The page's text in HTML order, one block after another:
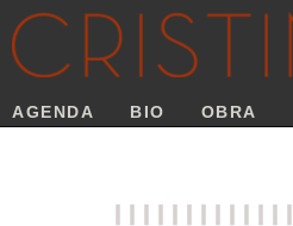
AGENDA BIO OBRA